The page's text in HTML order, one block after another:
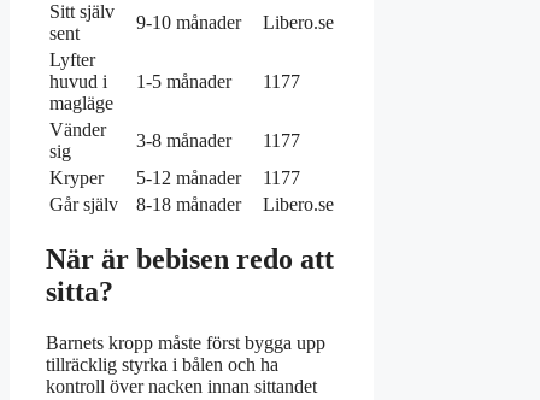
Sitt själv
sent
9-10 månader
Libero.se
Lyfter
huvud i
magläge
1-5 månader 1177
Vänder
sig
3-8 månader
1177
Kryper
5-12 månader
1177
Går själv
8-18 månader Libero.se
När är bebisen redo att
sitta?
Barnets kropp måste först bygga upp
tillräcklig styrka i bålen och ha
kontroll över nacken innan sittandet